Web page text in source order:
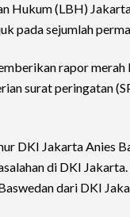
Hukum (LBH)
pada sejumlah
rapor merah
surat peringatan
DKI Jakarta Anies
di DKI
dari DKI